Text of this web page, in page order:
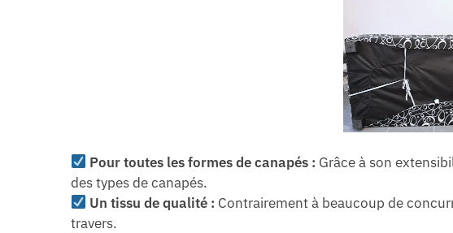
Pour toutes les formes de canapés : Grâce à son
des types de canapés.
Un tissu de qualité : Contrairement à beaucoup de
travers.